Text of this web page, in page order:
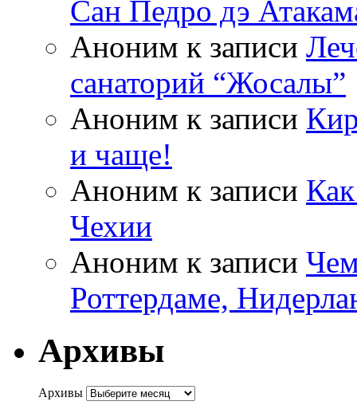
Сан Педро дэ
Аноним к записи
санаторий “Жосалы”
Аноним к записи
и чаще!
Аноним к записи
Чехии
Аноним к записи
Роттердаме,
Архивы
Архивы